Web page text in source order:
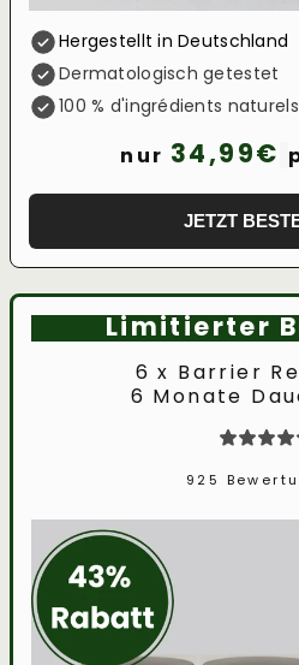
Hergestellt in Deutschland
Dermatologisch getestet
100 % d'ingrédients naturels
nur 34,99€
JETZT
Limitierter
6 x Barrier
6 Monate
925